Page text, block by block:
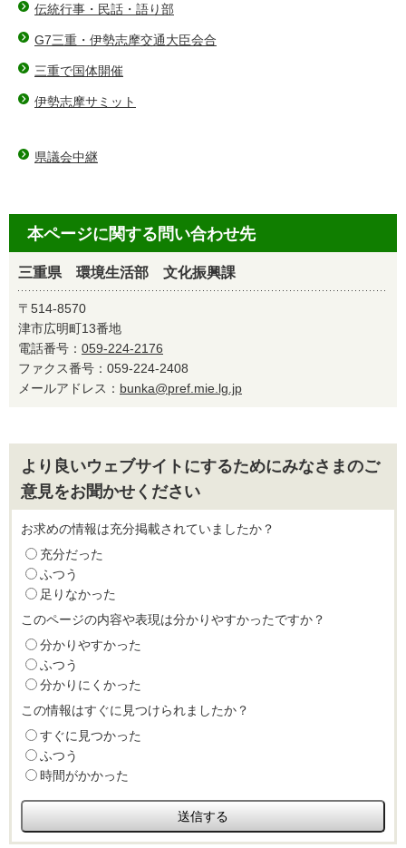
伝統行事・民話・語り部
G7三重・伊勢志摩交通大臣会合
三重で国体開催
伊勢志摩サミット
県議会中継
本ページに関する問い合わせ先
三重県 環境生活部 文化振興課
〒514-8570
津市広明町13番地
電話番号： 059-224-2176
ファクス番号：059-224-2408
メールアドレス： bunka@pref.mie.lg.jp
より良いウェブサイトにするためにみなさまのご
意見をお聞かせください
お求めの情報は充分掲載されていましたか？
充分だった
ふつう
足りなかった
このページの内容や表現は分かりやすかったですか？
分かりやすかった
ふつう
分かりにくかった
この情報はすぐに見つけられましたか？
すぐに見つかった
ふつう
時間がかかった